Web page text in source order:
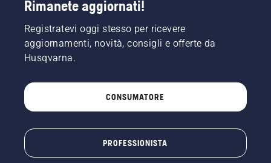
Rimanete aggiornati!
Registratevi oggi stesso per ricevere
aggiornamenti, novità, consigli e offerte da
Husqvarna.
CONSUMATORE
PROFESSIONISTA